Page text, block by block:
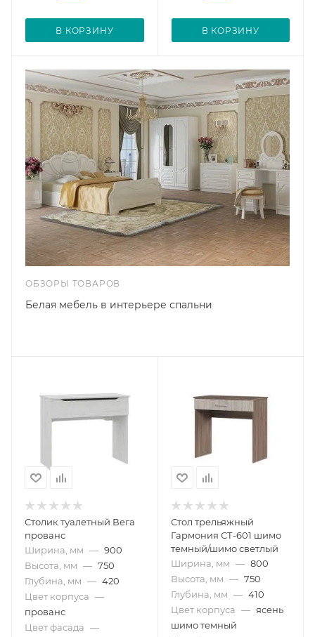
В КОРЗИНУ В КОРЗИНУ
ОБЗОРЫ ТОВАРОВ
Белая мебель в интерьере спальни
Столик туалетный Вега
прованс
Ширина, мм — 900
Высота, мм — 750
Глубина, мм — 420
Цвет корпуса —
прованс
Цвет фасада —
Стол трельяжный
Гармония СТ-601 шимо
темный/шимо светлый
Ширина, мм — 800
Высота, мм — 750
Глубина, мм — 410
Цвет корпуса — ясень
шимо темный